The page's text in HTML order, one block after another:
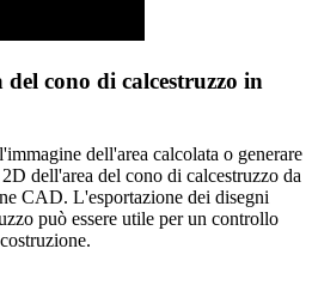
cono di calcestruzzo in
dell'area calcolata o generare
dell'area del cono di calcestruzzo da
CAD. L'esportazione dei disegni
può essere utile per un controllo